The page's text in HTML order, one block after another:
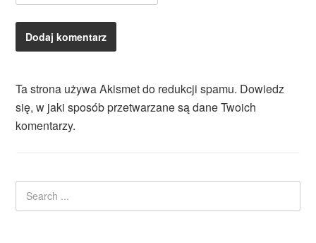
Ta strona używa Akismet do redukcji spamu. Dowiedz
się, w jaki sposób przetwarzane są dane Twoich
komentarzy.